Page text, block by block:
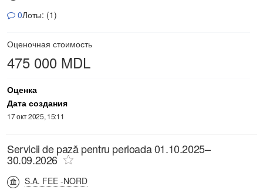
0Лоты: (1)
Оценочная стоимость
475 000 MDL
Оценка
Дата создания
17 окт 2025, 15:11
Servicii de pază pentru perioada 01.10.2025–
30.09.2026
S.A. FEE -NORD